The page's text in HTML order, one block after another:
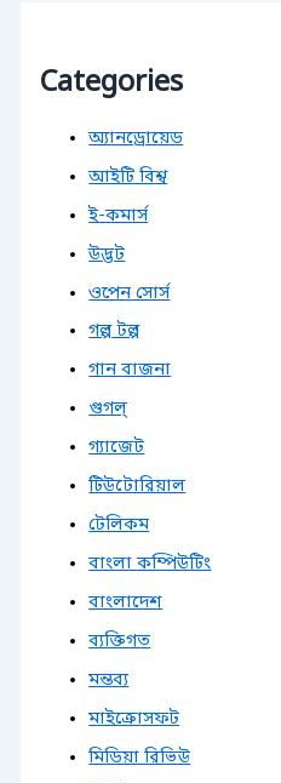
Categories
অ্যানড্রোয়েড
আইটি বিশ্ব
ই-কমার্স
উদ্ভট
ওপেন সোর্স
গল্প টল্প
গান বাজনা
গুগল্
গ্যাজেট
টিউটোরিয়াল
টেলিকম
বাংলা কম্পিউটিং
বাংলাদেশ
ব্যক্তিগত
মন্তব্য
মাইক্রোসফট
মিডিয়া রিভিউ